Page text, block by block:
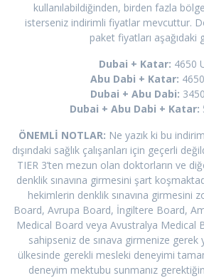
kullanılabildiğinden, birden fazla
isterseniz indirimli fiyatlar mevcuttur.
paket fiyatları aşağıdaki
Dubai + Katar: 4650
Abu Dabi + Katar:
Dubai + Abu Dabi:
Dubai + Abu Dabi + Katar:
ÖNEMLİ NOTLAR: Ne yazık ki bu
dışındaki sağlık çalışanları için geçerli
TIER 3’ten mezun olan doktorların ve
denklik sınavına girmesini şart
hekimlerin denklik sınavına girmesini
Board, Avrupa Board, İngiltere Board,
Medical Board veya Avustralya Medical
sahipseniz de sınava girmenize gerek
ülkesinde gerekli mesleki deneyimi
deneyim mektubu sunmanız